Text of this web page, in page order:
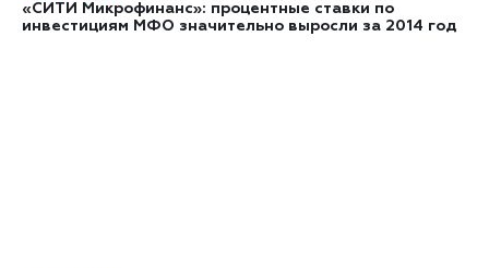
«СИТИ Микрофинанс»: процентные ставки по
инвестициям МФО значительно выросли за 2014 год